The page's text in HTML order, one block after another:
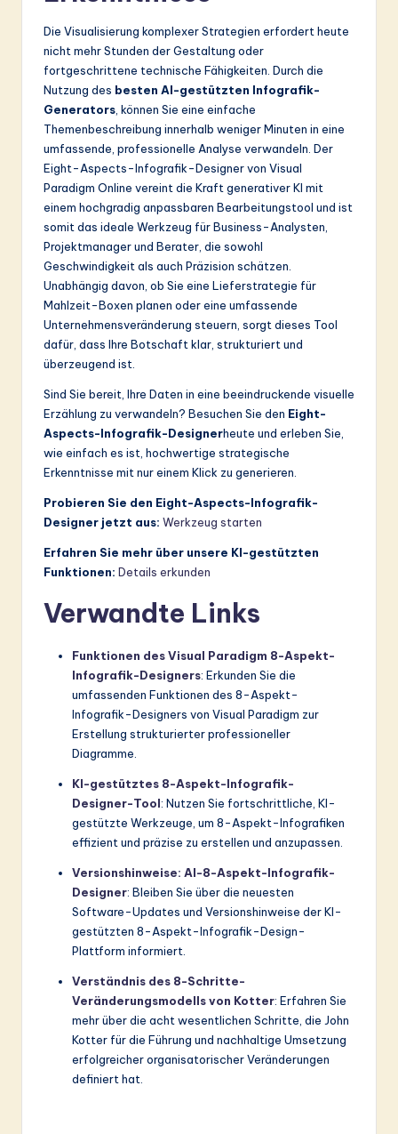
Die Visualisierung komplexer Strategien erfordert heute
nicht mehr Stunden der Gestaltung oder
fortgeschrittene technische Fähigkeiten. Durch die
Nutzung des besten AI-gestützten Infografik-
Generators , können Sie eine einfache
Themenbeschreibung innerhalb weniger Minuten in eine
umfassende, professionelle Analyse verwandeln. Der
Eight-Aspects-Infografik-Designer von Visual
Paradigm Online vereint die Kraft generativer KI mit
einem hochgradig anpassbaren Bearbeitungstool und ist
somit das ideale Werkzeug für Business-Analysten,
Projektmanager und Berater, die sowohl
Geschwindigkeit als auch Präzision schätzen.
Unabhängig davon, ob Sie eine Lieferstrategie für
Mahlzeit-Boxen planen oder eine umfassende
Unternehmensveränderung steuern, sorgt dieses Tool
dafür, dass Ihre Botschaft klar, strukturiert und
überzeugend ist.
Sind Sie bereit, Ihre Daten in eine beeindruckende visuelle
Erzählung zu verwandeln? Besuchen Sie den Eight-
Aspects-Infografik-Designerheute und erleben Sie,
wie einfach es ist, hochwertige strategische
Erkenntnisse mit nur einem Klick zu generieren.
Probieren Sie den Eight-Aspects-Infografik-
Designer jetzt aus: Werkzeug starten
Erfahren Sie mehr über unsere KI-gestützten
Funktionen: Details erkunden
Verwandte Links
Funktionen des Visual Paradigm 8-Aspekt-
Infografik-Designers: Erkunden Sie die
umfassenden Funktionen des 8-Aspekt-
Infografik-Designers von Visual Paradigm zur
Erstellung strukturierter professioneller
Diagramme.
KI-gestütztes 8-Aspekt-Infografik-
Designer-Tool: Nutzen Sie fortschrittliche, KI-
gestützte Werkzeuge, um 8-Aspekt-Infografiken
effizient und präzise zu erstellen und anzupassen.
Versionshinweise: AI-8-Aspekt-Infografik-
Designer: Bleiben Sie über die neuesten
Software-Updates und Versionshinweise der KI-
gestützten 8-Aspekt-Infografik-Design-
Plattform informiert.
Verständnis des 8-Schritte-
Veränderungsmodells von Kotter: Erfahren Sie
mehr über die acht wesentlichen Schritte, die John
Kotter für die Führung und nachhaltige Umsetzung
erfolgreicher organisatorischer Veränderungen
definiert hat.